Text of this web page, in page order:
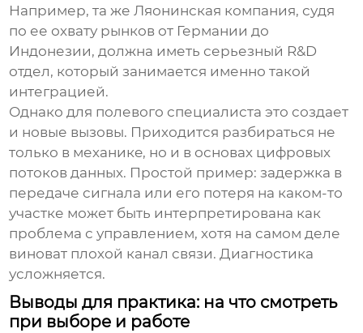
Например, та же Ляонинская компания, судя
по ее охвату рынков от Германии до
Индонезии, должна иметь серьезный R&D
отдел, который занимается именно такой
интеграцией.
Однако для полевого специалиста это создает
и новые вызовы. Приходится разбираться не
только в механикe, но и в основах цифровых
потоков данных. Простой пример: задержка в
передаче сигнала или его потеря на каком-то
участке может быть интерпретирована как
проблема с управлением, хотя на самом деле
виноват плохой канал связи. Диагностика
усложняется.
Выводы для практика: на что смотреть
при выборе и работе